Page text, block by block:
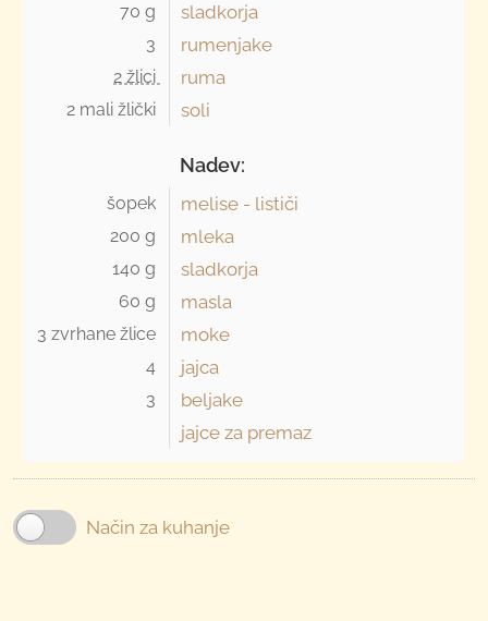
70 g sladkorja
3 rumenjake
2 žlici ruma
2 mali žlički soli
Nadev:
šopek melise - lističi
200 g mleka
140 g sladkorja
60 g masla
3 zvrhane žlice moke
4 jajca
3
beljake
jajce za premaz
Način za kuhanje